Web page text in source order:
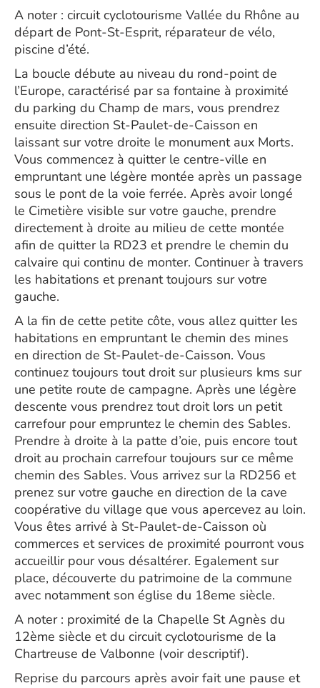
A noter : circuit cyclotourisme Vallée du Rhône au
départ de Pont-St-Esprit, réparateur de vélo,
piscine d’été.
La boucle débute au niveau du rond-point de
l’Europe, caractérisé par sa fontaine à proximité
du parking du Champ de mars, vous prendrez
ensuite direction St-Paulet-de-Caisson en
laissant sur votre droite le monument aux Morts.
Vous commencez à quitter le centre-ville en
empruntant une légère montée après un passage
sous le pont de la voie ferrée. Après avoir longé
le Cimetière visible sur votre gauche, prendre
directement à droite au milieu de cette montée
afin de quitter la RD23 et prendre le chemin du
calvaire qui continu de monter. Continuer à travers
les habitations et prenant toujours sur votre
gauche.
A la fin de cette petite côte, vous allez quitter les
habitations en empruntant le chemin des mines
en direction de St-Paulet-de-Caisson. Vous
continuez toujours tout droit sur plusieurs kms sur
une petite route de campagne. Après une légère
descente vous prendrez tout droit lors un petit
carrefour pour empruntez le chemin des Sables.
Prendre à droite à la patte d’oie, puis encore tout
droit au prochain carrefour toujours sur ce même
chemin des Sables. Vous arrivez sur la RD256 et
prenez sur votre gauche en direction de la cave
coopérative du village que vous apercevez au loin.
Vous êtes arrivé à St-Paulet-de-Caisson où
commerces et services de proximité pourront vous
accueillir pour vous désaltérer. Egalement sur
place, découverte du patrimoine de la commune
avec notamment son église du 18eme siècle.
A noter : proximité de la Chapelle St Agnès du
12ème siècle et du circuit cyclotourisme de la
Chartreuse de Valbonne (voir descriptif).
Reprise du parcours après avoir fait une pause et